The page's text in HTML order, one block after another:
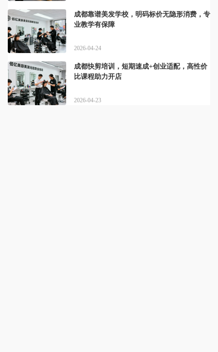
成都靠谱美发学校，明码标价无隐形消费，专
业教学有保障
2026-04-24
成都快剪培训，短期速成+创业适配，高性价
比课程助力开店
2026-04-23